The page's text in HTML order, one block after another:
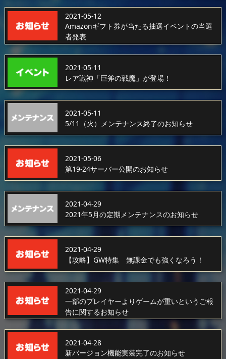
2021-05-12
Amazonギフト券が当たる抽選イベントの当選
者発表
2021-05-11
レア戦神「巨斧の戦魔」が登場！
2021-05-11
5/11（火）メンテナンス終了のお知らせ
2021-05-06
第19-24サーバー公開のお知らせ
2021-04-29
2021年5月の定期メンテナンスのお知らせ
2021-04-29
【攻略】GW特集 無課金でも強くなろう！
2021-04-29
一部のプレイヤーよりゲームが重いというご報
告に関するお知らせ
2021-04-28
新バージョン機能実装完了のお知らせ